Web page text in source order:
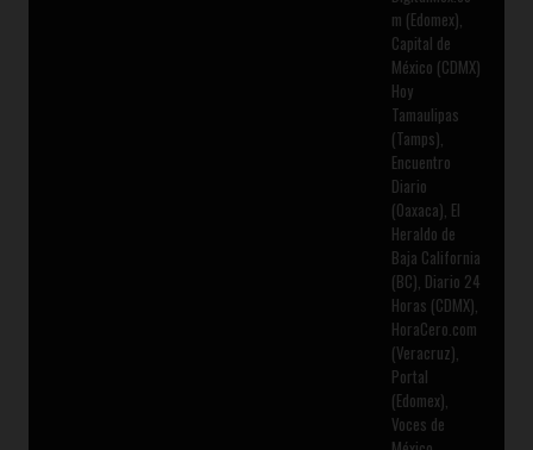
m (Edomex),
Capital de
México (CDMX)
Hoy
Tamaulipas
(Tamps),
Encuentro
Diario
(Oaxaca), El
Heraldo de
Baja California
(BC), Diario 24
Horas (CDMX),
HoraCero.com
(Veracruz),
Portal
(Edomex),
Voces de